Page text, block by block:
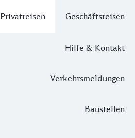
Privatreisen Geschäftsreisen
Hilfe & Kontakt
Verkehrsmeldungen
Baustellen